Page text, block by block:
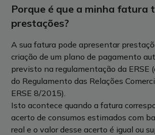
Porque é que a minha fatura
prestações?
A sua fatura pode apresentar
criação de um plano de pagamento
previsto na regulamentação da ERSE
do Regulamento das Relações
ERSE 8/2015).
Isto acontece quando a fatura
acerto de consumos estimados com
real e o valor desse acerto é igual ou